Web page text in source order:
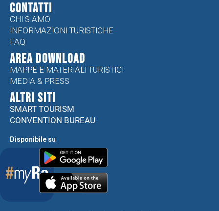
CONTATTI
CHI SIAMO
INFORMAZIONI TURISTICHE
FAQ
Area Download
MAPPE E MATERIALI TURISTICI
MEDIA & PRESS
ALTRI SITI
SMART TOURISM
CONVENTION BUREAU
Disponibile su